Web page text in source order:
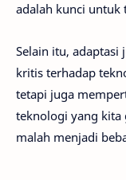
adalah kunci untuk
Selain itu, adaptasi
kritis terhadap
tetapi juga
teknologi yang kita
malah menjadi